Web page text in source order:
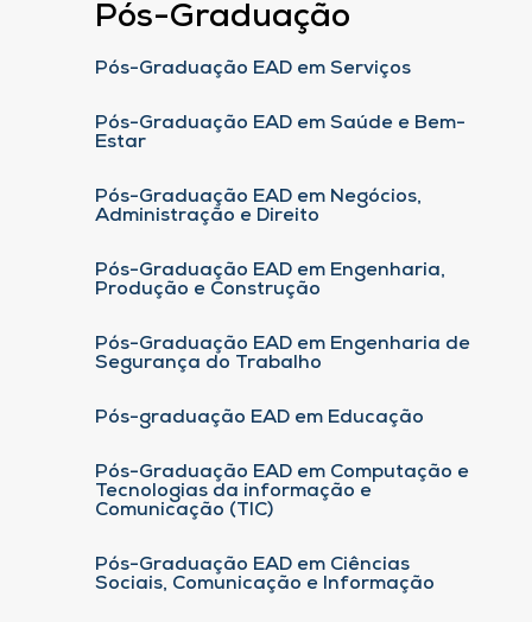
Pós-Graduação
Pós-Graduação EAD em Serviços
Pós-Graduação EAD em Saúde e Bem-
Estar
Pós-Graduação EAD em Negócios,
Administração e Direito
Pós-Graduação EAD em Engenharia,
Produção e Construção
Pós-Graduação EAD em Engenharia de
Segurança do Trabalho
Pós-graduação EAD em Educação
Pós-Graduação EAD em Computação e
Tecnologias da informação e
Comunicação (TIC)
Pós-Graduação EAD em Ciências
Sociais, Comunicação e Informação